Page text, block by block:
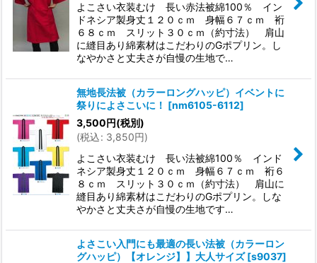
よこさい衣装むけ 長い赤法被綿100％ イン
ドネシア製身丈１２０ｃｍ 身幅６７ｃｍ 裄
６８ｃｍ スリット３０ｃｍ（約寸法） 肩山
に縫目あり綿素材はこだわりのGポプリン。し
なやかさと丈夫さが自慢の生地で…
無地長法被（カラーロングハッピ）イベントに
祭りによさこいに！ [nm6105-6112]
3,500円(税別)
(税込: 3,850円)
よこさい衣装むけ 長い法被綿100％ インド
ネシア製身丈１２０ｃｍ 身幅６７ｃｍ 裄６
８ｃｍ スリット３０ｃｍ（約寸法） 肩山に
縫目あり綿素材はこだわりのGポプリン。しな
やかさと丈夫さが自慢の生地です…
よさこい入門にも最適の長い法被（カラーロン
グハッピ）【オレンジ】】大人サイズ [s9037]